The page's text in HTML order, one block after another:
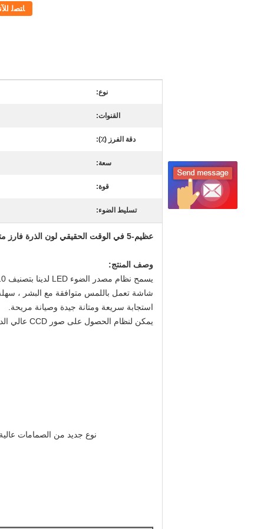
ﺎﺘﺼﻟ ﺍﻶﻧ
نوع:
القنوات:
دقة الفرز (٪):
سعة:
قوة:
تسليط الضوء:
عظيم-5 في الوقت الحقيقي لون الذرة فارز متعدد القنوات مع CE ISO9001 مصدق
وصف المنتج:
يسمح نظام مصدر الضوء LED لدينا بتصنيف 10 ملايين لون وطيف قابل للتعديل بالكامل ، والذي يمكن تهيئته وفقًا لمواد مختلفة ، ليست هناك حاجة لاستبدال مصدر الضوء.
شاشة تعمل باللمس متوافقة مع البشر ،
استجابة سريعة ومتانة جيدة وصيانة مريحة.
يمكن لنظام الحصول على صور CCD عالي الدقة 5K بكسل أن يحقق التعرف عالي الدقة والفرز عالي السرعة.يمكن لتقنية CCD الأكثر تقدمًا تصنيف المواد بدقة.
نوع جديد من الصمامات